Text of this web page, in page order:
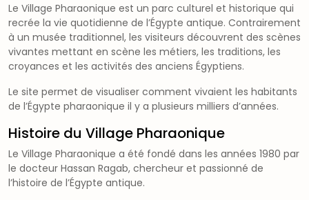
Le Village Pharaonique est un parc culturel et historique qui
recrée la vie quotidienne de l’Égypte antique. Contrairement
à un musée traditionnel, les visiteurs découvrent des scènes
vivantes mettant en scène les métiers, les traditions, les
croyances et les activités des anciens Égyptiens.
Le site permet de visualiser comment vivaient les habitants
de l’Égypte pharaonique il y a plusieurs milliers d’années.
Histoire du Village Pharaonique
Le Village Pharaonique a été fondé dans les années 1980 par
le docteur Hassan Ragab, chercheur et passionné de
l’histoire de l’Égypte antique.